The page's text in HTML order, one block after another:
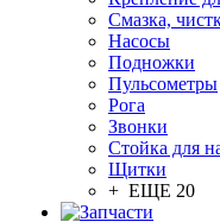
Смазка,
Насосы
Подножки
Пульсометры
Рога
Звонки
Стойка для
Щитки
+ ЕЩЕ 20